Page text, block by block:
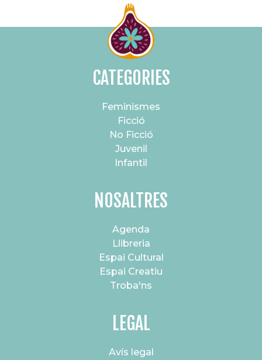
CATEGORIES
Feminismes
Ficció
No Ficció
Juvenil
Infantil
NOSALTRES
Agenda
Llibreria
Espai Cultural
Espai Creatiu
Troba'ns
LEGAL
Avís legal